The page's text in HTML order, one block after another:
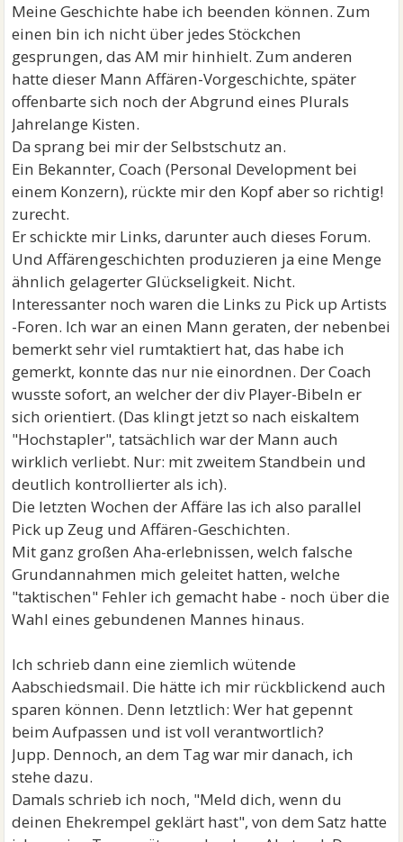
Meine Geschichte habe ich beenden können. Zum
einen bin ich nicht über jedes Stöckchen
gesprungen, das AM mir hinhielt. Zum anderen
hatte dieser Mann Affären-Vorgeschichte, später
offenbarte sich noch der Abgrund eines Plurals
Jahrelange Kisten.
Da sprang bei mir der Selbstschutz an.
Ein Bekannter, Coach (Personal Development bei
einem Konzern), rückte mir den Kopf aber so richtig!
zurecht.
Er schickte mir Links, darunter auch dieses Forum.
Und Affärengeschichten produzieren ja eine Menge
ähnlich gelagerter Glückseligkeit. Nicht.
Interessanter noch waren die Links zu Pick up Artists
-Foren. Ich war an einen Mann geraten, der nebenbei
bemerkt sehr viel rumtaktiert hat, das habe ich
gemerkt, konnte das nur nie einordnen. Der Coach
wusste sofort, an welcher der div Player-Bibeln er
sich orientiert. (Das klingt jetzt so nach eiskaltem
"Hochstapler", tatsächlich war der Mann auch
wirklich verliebt. Nur: mit zweitem Standbein und
deutlich kontrollierter als ich).
Die letzten Wochen der Affäre las ich also parallel
Pick up Zeug und Affären-Geschichten.
Mit ganz großen Aha-erlebnissen, welch falsche
Grundannahmen mich geleitet hatten, welche
"taktischen" Fehler ich gemacht habe - noch über die
Wahl eines gebundenen Mannes hinaus.
Ich schrieb dann eine ziemlich wütende
Aabschiedsmail. Die hätte ich mir rückblickend auch
sparen können. Denn letztlich: Wer hat gepennt
beim Aufpassen und ist voll verantwortlich?
Jupp. Dennoch, an dem Tag war mir danach, ich
stehe dazu.
Damals schrieb ich noch, "Meld dich, wenn du
deinen Ehekrempel geklärt hast", von dem Satz hatte